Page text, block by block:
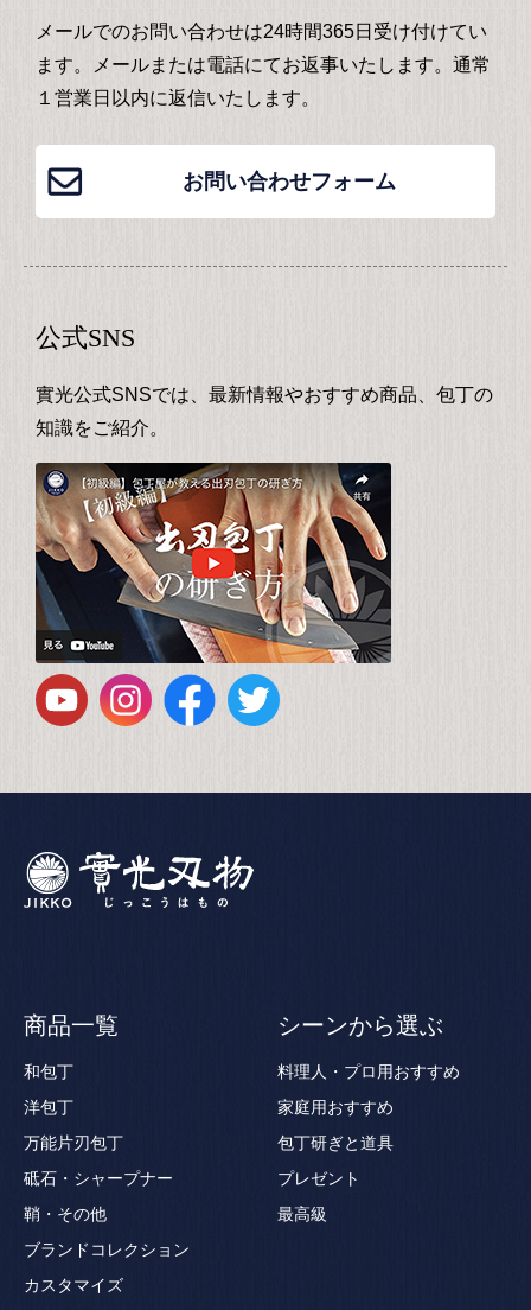
メールでのお問い合わせは24時間365日受け付けてい
ます。メールまたは電話にてお返事いたします。通常
１営業日以内に返信いたします。
お問い合わせフォーム
公式SNS
實光公式SNSでは、最新情報やおすすめ商品、包丁の
知識をご紹介。
商品一覧
和包丁
洋包丁
万能片刃包丁
砥石・シャープナー
鞘・その他
ブランドコレクション
カスタマイズ
シーンから選ぶ
料理人・プロ用おすすめ
家庭用おすすめ
包丁研ぎと道具
プレゼント
最高級